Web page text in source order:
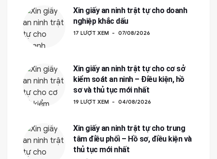
Xin giấy an ninh trật tự cho doanh
nghiệp khắc dấu
17 LƯỢT XEM 07/08/2026
Xin giấy an ninh trật tự cho cơ sở
kiểm soát an ninh – Điều kiện, hồ
sơ và thủ tục mới nhất
19 LƯỢT XEM 04/08/2026
Xin giấy an ninh trật tự cho trung
tâm điều phối – Hồ sơ, điều kiện và
thủ tục mới nhất